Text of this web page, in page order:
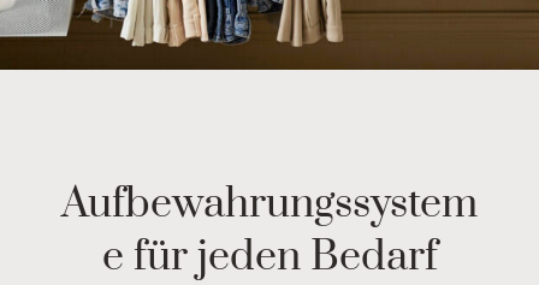
Aufbewahrungssystem
e für jeden Bedarf